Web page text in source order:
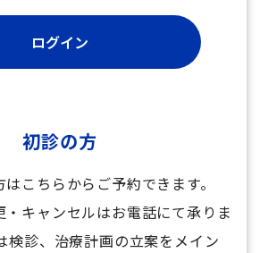
初診の方
こちらからご予約できます。
・キャンセルはお電話にて承りま
検診、治療計画の立案をメイン